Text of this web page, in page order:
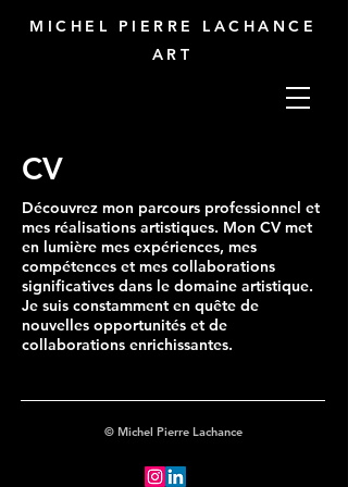
MICHEL PIERRE LACHANCE
ART
CV
Découvrez mon parcours professionnel et
mes réalisations artistiques. Mon CV met
en lumière mes expériences, mes
compétences et mes collaborations
significatives dans le domaine artistique.
Je suis constamment en quête de
nouvelles opportunités et de
collaborations enrichissantes.
© Michel Pierre Lachance